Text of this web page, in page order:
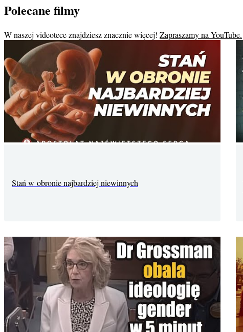
Polecane filmy
W naszej videotece znajdziesz znacznie więcej! Zapraszamy na YouTube.
Stań w obronie najbardziej niewinnych